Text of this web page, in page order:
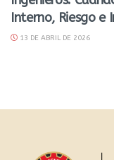
Interno, Riesgo e
13 DE ABRIL DE 2026